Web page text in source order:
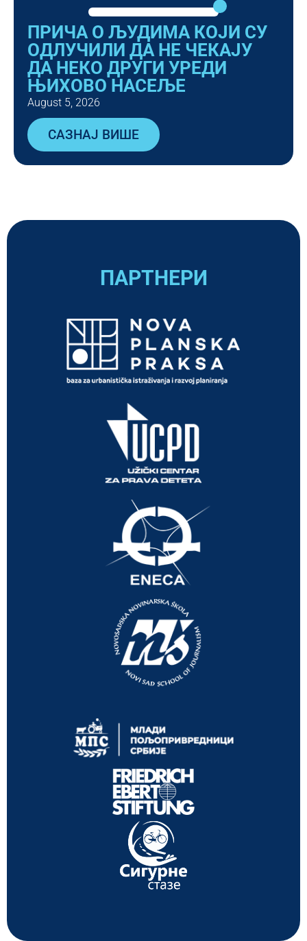
ПРИЧА О ЉУДИМА КОЈИ СУ
ОДЛУЧИЛИ ДА НЕ ЧЕКАЈУ
ДА НЕКО ДРУГИ УРЕДИ
ЊИХОВО НАСЕЉЕ
August 5, 2026
САЗНАЈ ВИШЕ
ПАРТНЕРИ